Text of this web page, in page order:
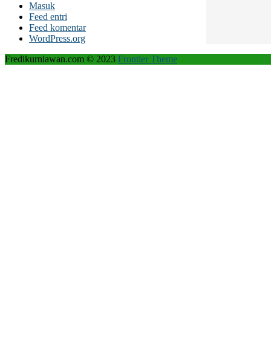
Masuk
Feed entri
Feed komentar
WordPress.org
Fredikurniawan.com © 2023 Frontier Theme